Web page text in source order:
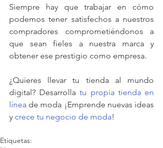
Siempre hay que trabajar en cómo
podemos tener satisfechos a nuestros
compradores comprometiéndonos a
que sean fieles a nuestra marca y
obtener ese prestigio como empresa.
¿Quieres llevar tu tienda al mundo
digital? Desarrolla tu propia tienda en
línea de moda ¡Emprende nuevas ideas
y crece tu negocio de moda!
Etiquetas: